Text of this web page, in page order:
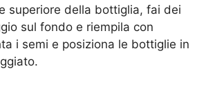
superiore della bottiglia, fai dei
sul fondo e riempila con
i semi e posiziona le bottiglie in